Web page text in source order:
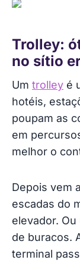
Trolley:
no sítio
Um trolley é
hotéis,
poupam as
em
melhor o
Depois vem
escadas do
elevador.
de buracos.
terminal